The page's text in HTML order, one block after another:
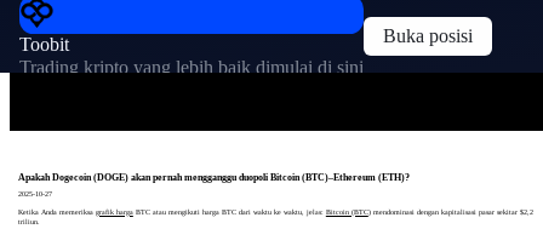
Toobit
Trading kripto yang lebih baik dimulai di sini
Buka posisi
Apakah Dogecoin (DOGE) akan pernah mengganggu duopoli Bitcoin (BTC)–Ethereum (ETH)?
2025-10-27
Ketika Anda memeriksa grafik hargaBTC atau mengikuti harga BTC dari waktu ke waktu, jelas: Bitcoin (BTC) mendominasi dengan kapitalisasi pasar sekitar $2,2
triliun.